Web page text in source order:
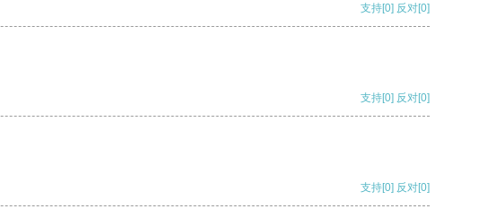
支持[0] 反对[0]
支持[0] 反对[0]
支持[0] 反对[0]